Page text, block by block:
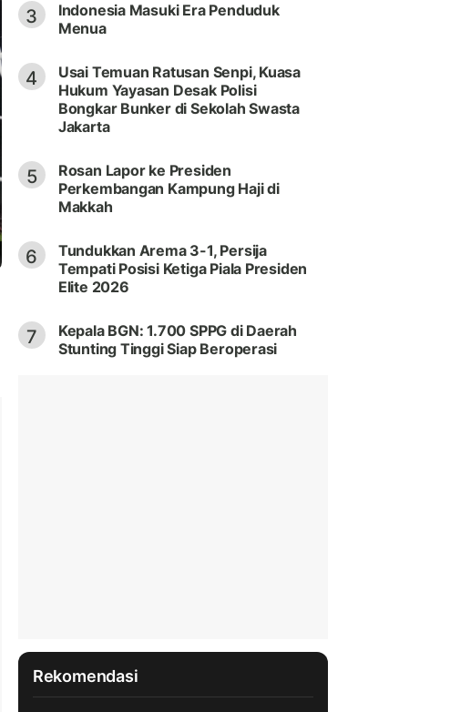
3
Indonesia Masuki Era Penduduk
Menua
4
Usai Temuan Ratusan Senpi, Kuasa
Hukum Yayasan Desak Polisi
Bongkar Bunker di Sekolah Swasta
Jakarta
5
Rosan Lapor ke Presiden
Perkembangan Kampung Haji di
Makkah
6
Tundukkan Arema 3-1, Persija
Tempati Posisi Ketiga Piala Presiden
Elite 2026
7
Kepala BGN: 1.700 SPPG di Daerah
Stunting Tinggi Siap Beroperasi
Rekomendasi